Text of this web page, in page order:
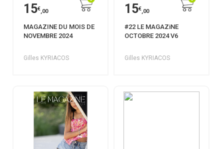
15€,00
MAGAZINE DU MOIS DE
NOVEMBRE 2024
Gilles KYRIACOS
15€,00
#22 LE MAGAZiNE
OCTOBRE 2024 V6
Gilles KYRIACOS